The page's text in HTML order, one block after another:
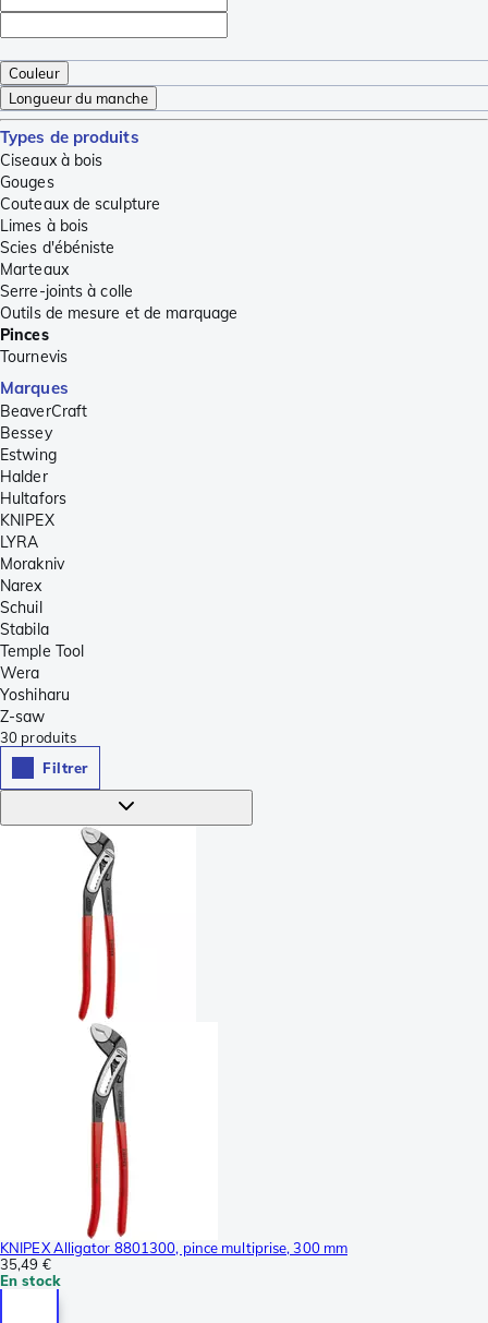
Couleur
Longueur du manche
Types de produits
Ciseaux à bois
Gouges
Couteaux de sculpture
Limes à bois
Scies d'ébéniste
Marteaux
Serre-joints à colle
Outils de mesure et de marquage
Pinces
Tournevis
Marques
BeaverCraft
Bessey
Estwing
Halder
Hultafors
KNIPEX
LYRA
Morakniv
Narex
Schuil
Stabila
Temple Tool
Wera
Yoshiharu
Z-saw
30 produits
Filtrer
KNIPEX Alligator 8801300, pince multiprise, 300 mm
35,49 €
En stock